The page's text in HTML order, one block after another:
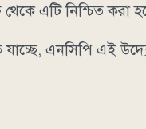
এটি নিশ্চিত করা
এনসিপি এই